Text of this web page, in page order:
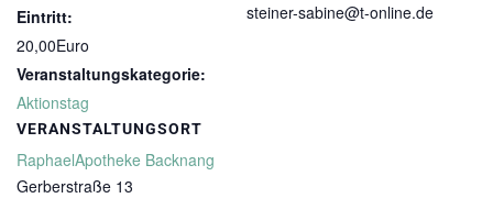
Eintritt:
20,00Euro
Veranstaltungskategorie:
Aktionstag
VERANSTALTUNGSORT
RaphaelApotheke Backnang
Gerberstraße 13
steiner-sabine@t-online.de